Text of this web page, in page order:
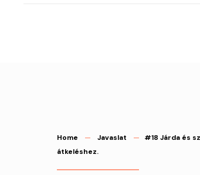
Home Javaslat
#18 Járda és
átkeléshez.